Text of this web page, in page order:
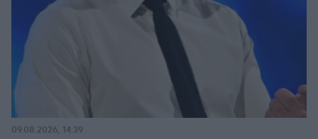
09.08.2026, 14:39